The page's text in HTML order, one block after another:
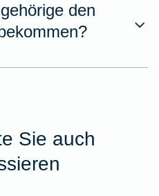
den
Sie auch